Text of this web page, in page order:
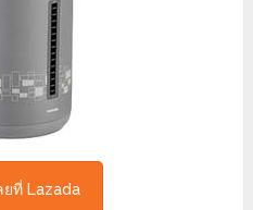
ยที่ Lazada